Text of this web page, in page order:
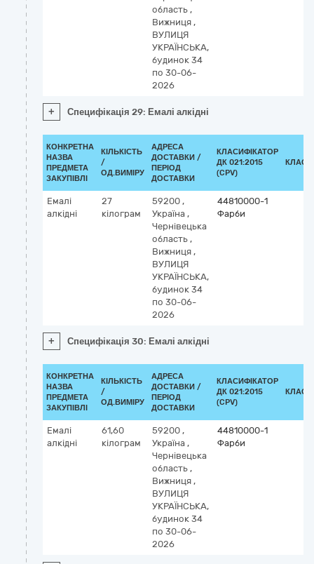
область ,
Вижниця ,
ВУЛИЦЯ
УКРАЇНСЬКА,
будинок 34
по 30-06-
2026
+ Специфікація 29: Емалі алкідні
КОНКРЕТНА
НАЗВА
ПРЕДМЕТА
ЗАКУПІВЛІ
КІЛЬКІСТЬ
/
ОД.ВИМІРУ
АДРЕСА
ДОСТАВКИ /
ПЕРІОД
ДОСТАВКИ
КЛАСИФІКАТОР
ДК 021:2015
(CPV)
Емалі
алкідні
27
кілограм
59200 ,
Україна ,
Чернівецька
область ,
Вижниця ,
ВУЛИЦЯ
УКРАЇНСЬКА,
будинок 34
по 30-06-
2026
44810000-1
Фарби
+ Специфікація 30: Емалі алкідні
КОНКРЕТНА
НАЗВА
ПРЕДМЕТА
ЗАКУПІВЛІ
КІЛЬКІСТЬ
/
ОД.ВИМІРУ
АДРЕСА
ДОСТАВКИ /
ПЕРІОД
ДОСТАВКИ
КЛАСИФІКАТОР
ДК 021:2015
(CPV)
Емалі
алкідні
61,60
кілограм
59200 ,
Україна ,
Чернівецька
область ,
Вижниця ,
ВУЛИЦЯ
УКРАЇНСЬКА,
будинок 34
по 30-06-
2026
44810000-1
Фарби